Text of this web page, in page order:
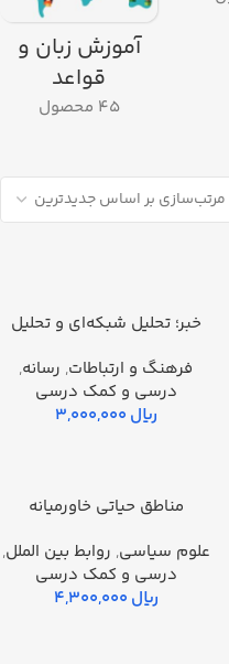
آموزش زبان و
قواعد
45 محصول
افزودن به سبد خرید
خبر؛ تحلیل شبکه‌ای و تحلیل
فرهنگ و ارتباطات, رسانه,
درسي و كمك درسي
ریال
افزودن به سبد خرید
مناطق حیاتی خاورمیانه
علوم سياسي, روابط بین الملل,
درسي و كمك درسي
ریال